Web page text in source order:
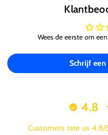
Wees de eerste om
Schrijf
4.8
Customers rate us 4.8/